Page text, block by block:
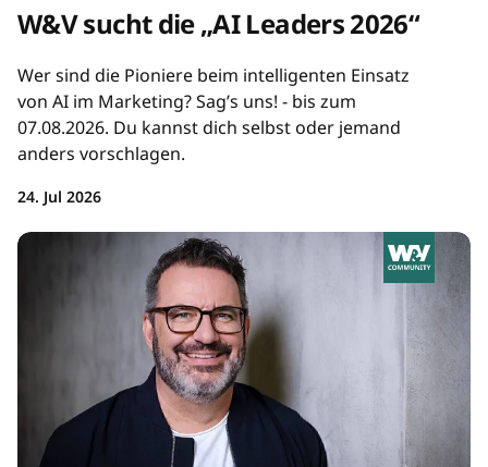
W&V sucht die „AI Leaders 2026“
Wer sind die Pioniere beim intelligenten Einsatz
von AI im Marketing? Sag’s uns! - bis zum
07.08.2026. Du kannst dich selbst oder jemand
anders vorschlagen.
24. Jul 2026